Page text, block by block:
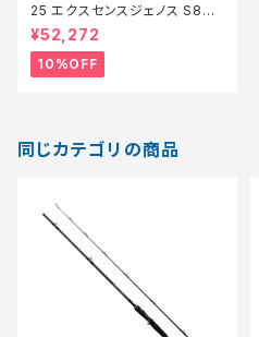
25 エクスセンスジェノス S88
ML/RF【継続セール_ロッド】【1
0】
¥52,272
10%OFF
同じカテゴリの商品